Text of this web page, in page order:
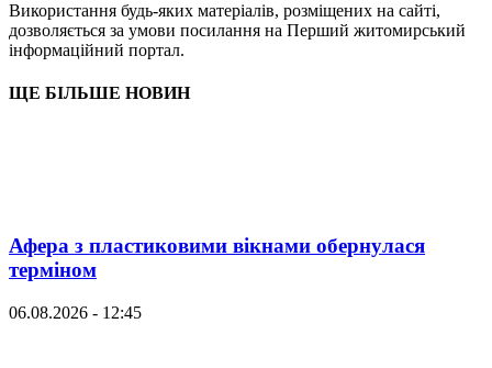
Використання будь-яких матеріалів, розміщених на сайті,
дозволяється за умови посилання на Перший житомирський
інформаційний портал.
ЩЕ БІЛЬШЕ НОВИН
Афера з пластиковими вікнами обернулася
терміном
06.08.2026 - 12:45